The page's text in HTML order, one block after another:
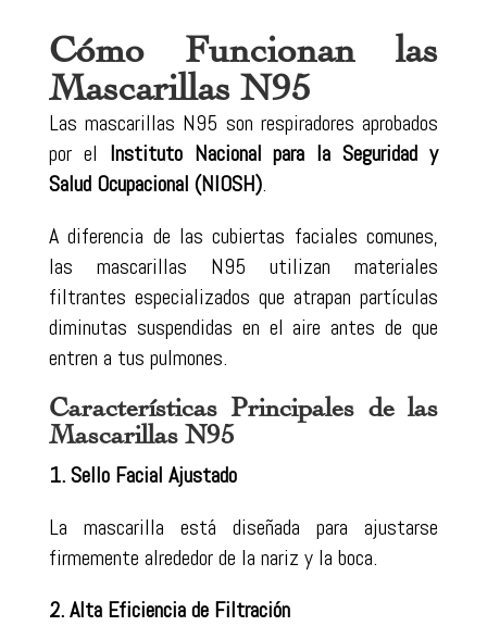
Cómo Funcionan las
Mascarillas N95
Las mascarillas N95 son respiradores aprobados
por el Instituto Nacional para la Seguridad y
Salud Ocupacional (NIOSH).
A diferencia de las cubiertas faciales comunes,
las mascarillas N95 utilizan materiales
filtrantes especializados que atrapan partículas
diminutas suspendidas en el aire antes de que
entren a tus pulmones.
Características Principales de las
Mascarillas N95
1. Sello Facial Ajustado
La mascarilla está diseñada para ajustarse
firmemente alrededor de la nariz y la boca.
2. Alta Eficiencia de Filtración